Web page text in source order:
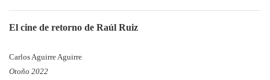
El cine de retorno de Raúl Ruiz
Carlos Aguirre Aguirre
Otoño 2022